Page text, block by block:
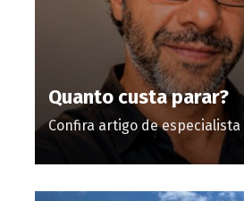
Quanto custa parar?
Confira artigo de especialista